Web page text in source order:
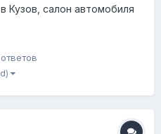
в Кузов, салон автомобиля
ответов